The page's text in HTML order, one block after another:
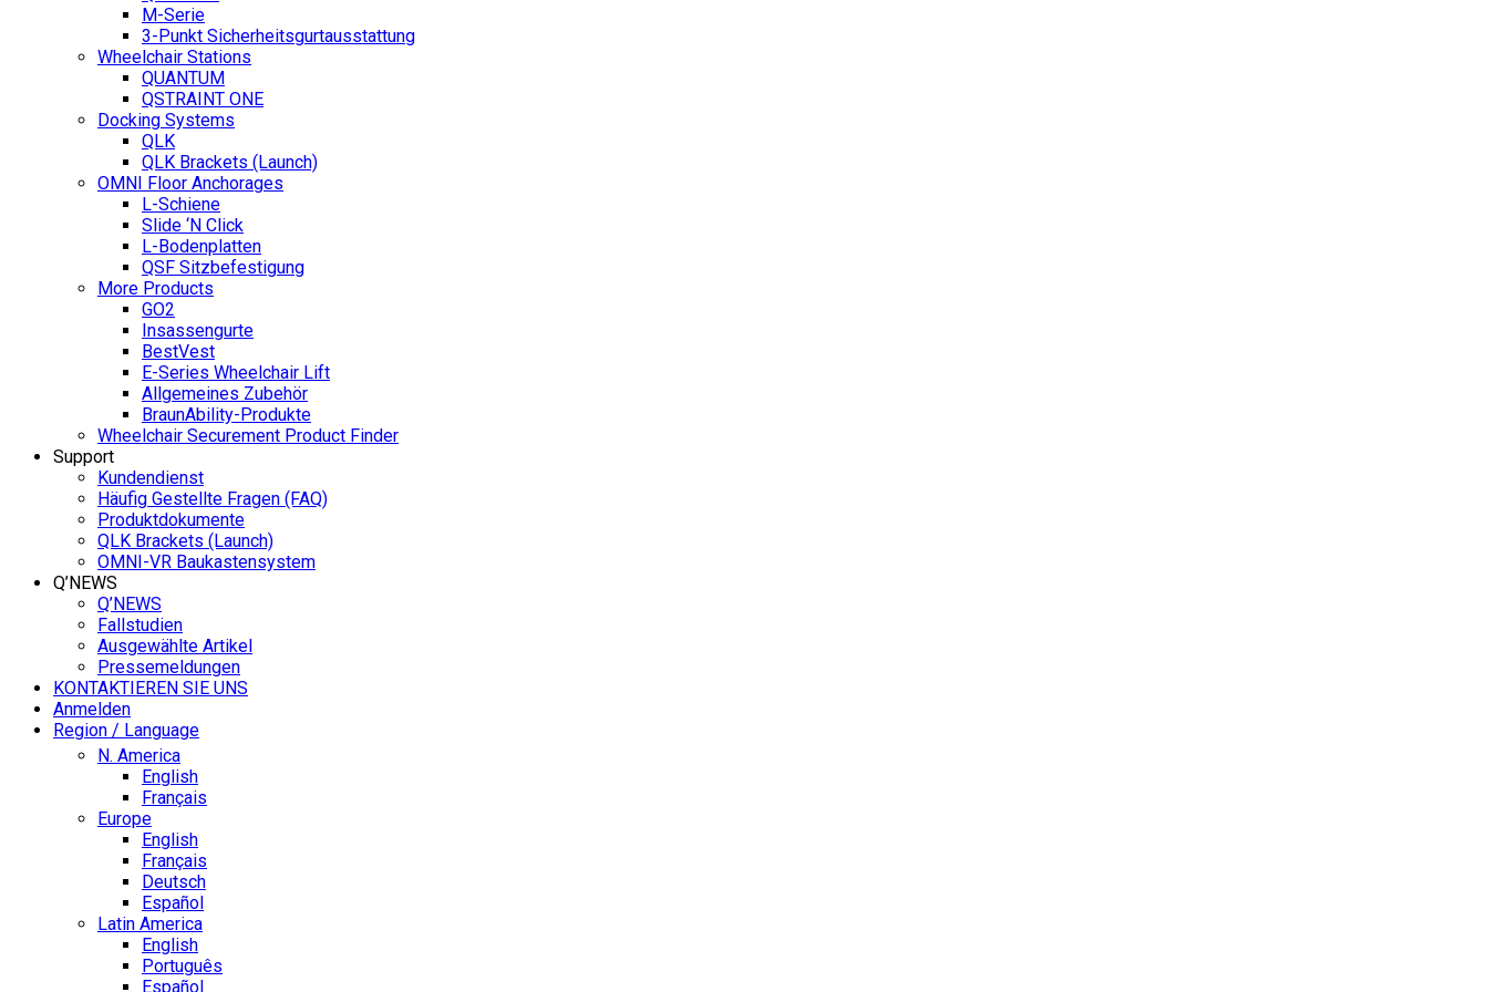
M-Serie
3-Punkt Sicherheitsgurtausstattung
Wheelchair Stations
QUANTUM
QSTRAINT ONE
Docking Systems
QLK
QLK Brackets (Launch)
OMNI Floor Anchorages
L-Schiene
Slide ‘N Click
L-Bodenplatten
QSF Sitzbefestigung
More Products
GO2
Insassengurte
BestVest
E-Series Wheelchair Lift
Allgemeines Zubehör
BraunAbility-Produkte
Wheelchair Securement Product Finder
Support
Kundendienst
Häufig Gestellte Fragen (FAQ)
Produktdokumente
QLK Brackets (Launch)
OMNI-VR Baukastensystem
Q’NEWS
Q’NEWS
Fallstudien
Ausgewählte Artikel
Pressemeldungen
KONTAKTIEREN SIE UNS
Anmelden
Region / Language
N. America
English
Français
Europe
English
Français
Deutsch
Español
Latin America
English
Português
Español